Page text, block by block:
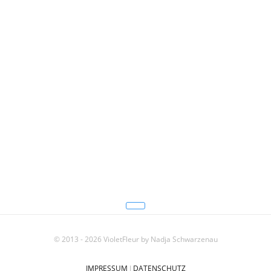
© 2013 - 2026 VioletFleur by Nadja Schwarzenau
IMPRESSUM I DATENSCHUTZ